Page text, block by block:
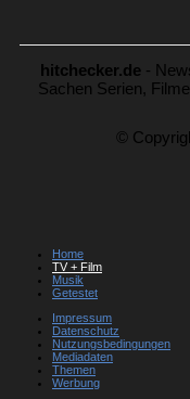
hitchecker.de -
Sachen Serien,
©
Home
TV + Film
Musik
Getestet
Impressum
Datenschutz
Nutzungsbedingungen
Mediadaten
Themen
Werbung